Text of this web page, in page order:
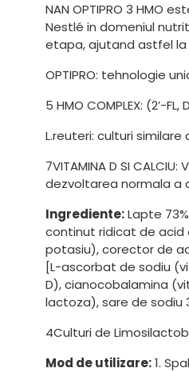
NAN OPTIPRO 3
Nestlé in domeniul
etapa, ajutand astfel la
OPTIPRO: tehnologie
5 HMO COMPLEX: (2’-
L.reuteri: culturi
7VITAMINA D SI
dezvoltarea normala a
Ingrediente:Lapte
continut ridicat de acid
potasiu), corector de
[L-ascorbat de sodiu
D), cianocobalamina
lactoza), sare de
4Culturi de
Mod de utilizare:1.